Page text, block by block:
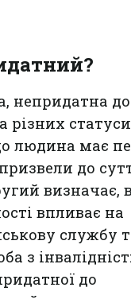
непридатна до
різних статуси
людина має
до
визначає,
впливає на
службу
з
до